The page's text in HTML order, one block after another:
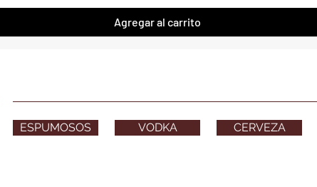
Agregar al carrito
ESPUMOSOS VODKA CERVEZA